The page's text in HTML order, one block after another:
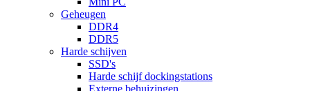
Geheugen
DDR4
DDR5
Harde schijven
SSD's
Harde schijf dockingstations
Externe behuizingen